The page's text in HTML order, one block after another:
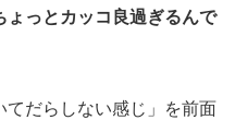
ょっとカッコ良過ぎるんで
てだらしない感じ」を前面